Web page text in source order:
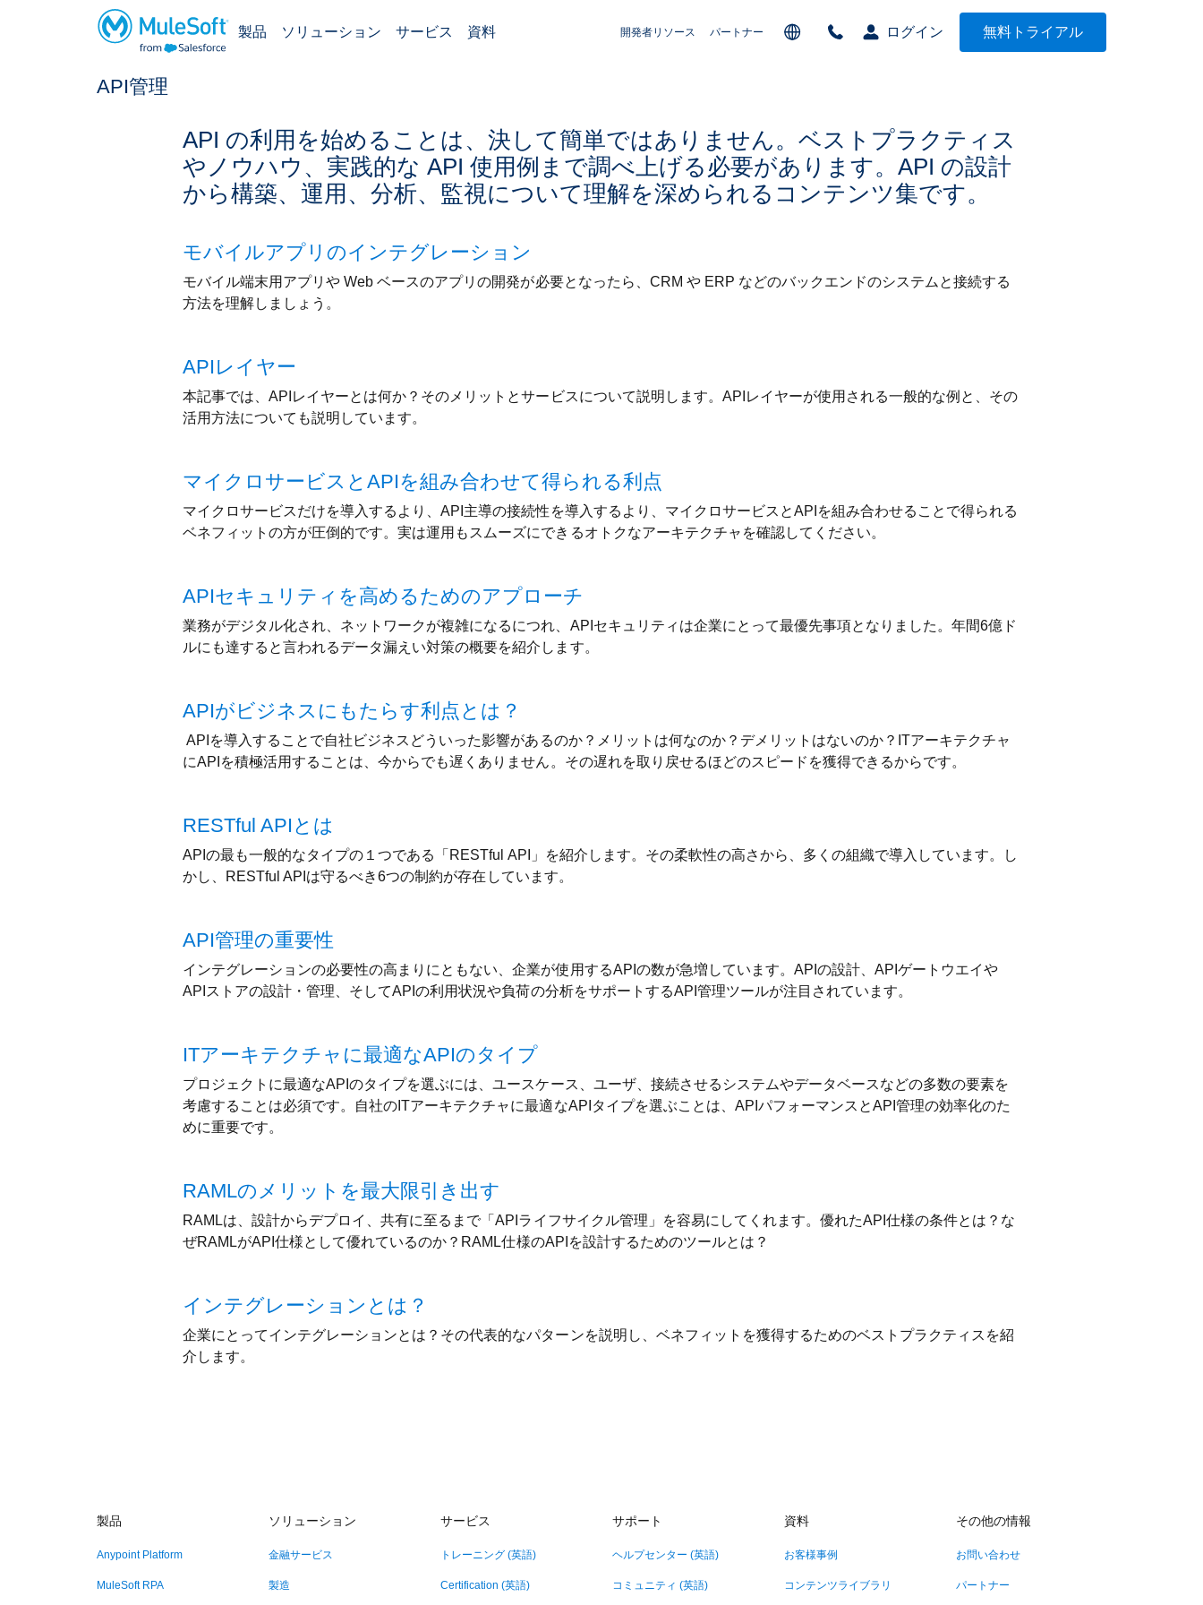
本
製品 ソリューション サービス 資料 開発者リソース パートナー ログイン 無料トライアル
API管理
API の利用を始めることは、決して簡単ではありません。ベストプラクティス
やノウハウ、実践的な API 使用例まで調べ上げる必要があります。API の設計
から構築、運用、分析、監視について理解を深められるコンテンツ集です。
モバイルアプリのインテグレーション
モバイル端末用アプリや Web ベースのアプリの開発が必要となったら、CRM や ERP などのバックエンドのシステムと接続する
方法を理解しましょう。
APIレイヤー
本記事では、APIレイヤーとは何か？そのメリットとサービスについて説明します。APIレイヤーが使用される一般的な例と、その
活用方法についても説明しています。
マイクロサービスとAPIを組み合わせて得られる利点
マイクロサービスだけを導入するより、API主導の接続性を導入するより、マイクロサービスとAPIを組み合わせることで得られる
ベネフィットの方が圧倒的です。実は運用もスムーズにできるオトクなアーキテクチャを確認してください。
APIセキュリティを高めるためのアプローチ
業務がデジタル化され、ネットワークが複雑になるにつれ、APIセキュリティは企業にとって最優先事項となりました。年間6億ド
ルにも達すると言われるデータ漏えい対策の概要を紹介します。
APIがビジネスにもたらす利点とは？
APIを導入することで自社ビジネスどういった影響があるのか？メリットは何なのか？デメリットはないのか？ITアーキテクチャ
にAPIを積極活用することは、今からでも遅くありません。その遅れを取り戻せるほどのスピードを獲得できるからです。
RESTful APIとは
APIの最も一般的なタイプの１つである「RESTful API」を紹介します。その柔軟性の高さから、多くの組織で導入しています。し
かし、RESTful APIは守るべき6つの制約が存在しています。
API管理の重要性
インテグレーションの必要性の高まりにともない、企業が使用するAPIの数が急増しています。APIの設計、APIゲートウエイや
APIストアの設計・管理、そしてAPIの利用状況や負荷の分析をサポートするAPI管理ツールが注目されています。
ITアーキテクチャに最適なAPIのタイプ
プロジェクトに最適なAPIのタイプを選ぶには、ユースケース、ユーザ、接続させるシステムやデータベースなどの多数の要素を
考慮することは必須です。自社のITアーキテクチャに最適なAPIタイプを選ぶことは、APIパフォーマンスとAPI管理の効率化のた
めに重要です。
RAMLのメリットを最大限引き出す
RAMLは、設計からデプロイ、共有に至るまで「APIライフサイクル管理」を容易にしてくれます。優れたAPI仕様の条件とは？な
ぜRAMLがAPI仕様として優れているのか？RAML仕様のAPIを設計するためのツールとは？
インテグレーションとは？
企業にとってインテグレーションとは？その代表的なパターンを説明し、ベネフィットを獲得するためのベストプラクティスを紹
介します。
製品
Anypoint Platform
MuleSoft RPA
ソリューション
金融サービス
製造
サービス
トレーニング (英語)
Certification (英語)
サポート
ヘルプセンター (英語)
コミュニティ (英語)
資料
お客様事例
コンテンツライブラリ
その他の情報
お問い合わせ
パートナー